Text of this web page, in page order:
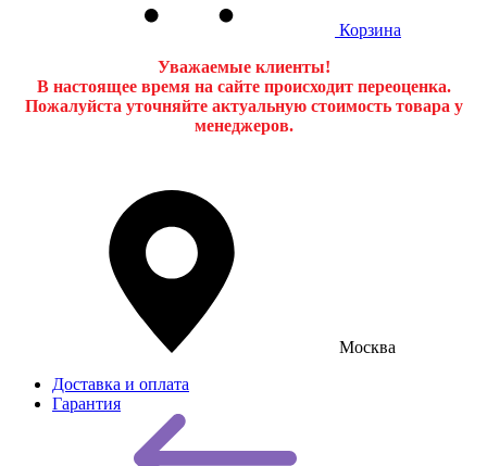
Корзина
Уважаемые клиенты!
В настоящее время на сайте происходит переоценка.
Пожалуйста уточняйте актуальную стоимость товара у
менеджеров.
Москва
Доставка и оплата
Гарантия